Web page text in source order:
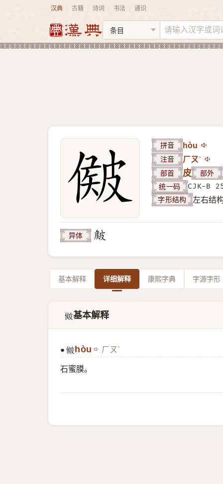
汉典 古籍 诗词 书法 通识
拼音 hòu
注音 ㄏㄡˋ
部首 皮 部外
统一码 CJK-B
字形结构 左右结
异体
基本解释 详细解释 康熙字典 字源字形
𥀃基本解释
● 𥀃 hòu ㄏㄡˋ
石蜜膜。